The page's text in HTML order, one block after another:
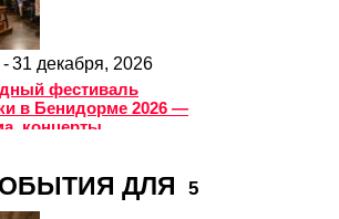
-31 декабря, 2026
фестиваль
в Бенидорме 2026 —
концерты
ДЛЯ 5